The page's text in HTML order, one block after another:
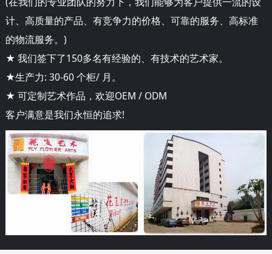
计、高质量的产品、有竞争力的价格、可靠的服务、高标准
的物流服务。)
★ 我们签下了150多名有经验的、有技术的艺术家。
★生产力: 30-60 个柜/ 月。
★ 可定制艺术作品，欢迎OEM / ODM
客户满意是我们永恒的追求!